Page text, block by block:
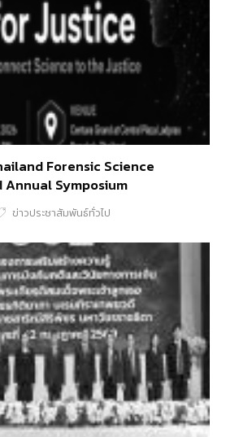
Forensic Science
Annual Symposium
ข่าวประชาสัมพันธ์ทั่วไป